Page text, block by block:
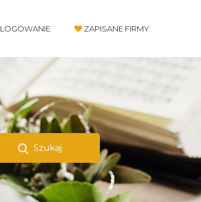
LOGOWANIE ZAPISANE FIRMY
Szukaj